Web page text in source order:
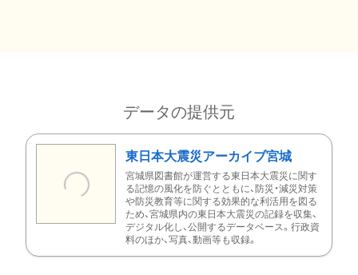
データの提供元
東日本大震災アーカイブ宮城
宮城県図書館が運営する東日本大震災に関す
る記憶の風化を防ぐとともに、防災・減災対策
や防災教育等に関する効果的な利活用を図る
ため、宮城県内の東日本大震災の記録を収集、
デジタル化し、公開するデータベース。行政資
料のほか、写真、動画等も収録。